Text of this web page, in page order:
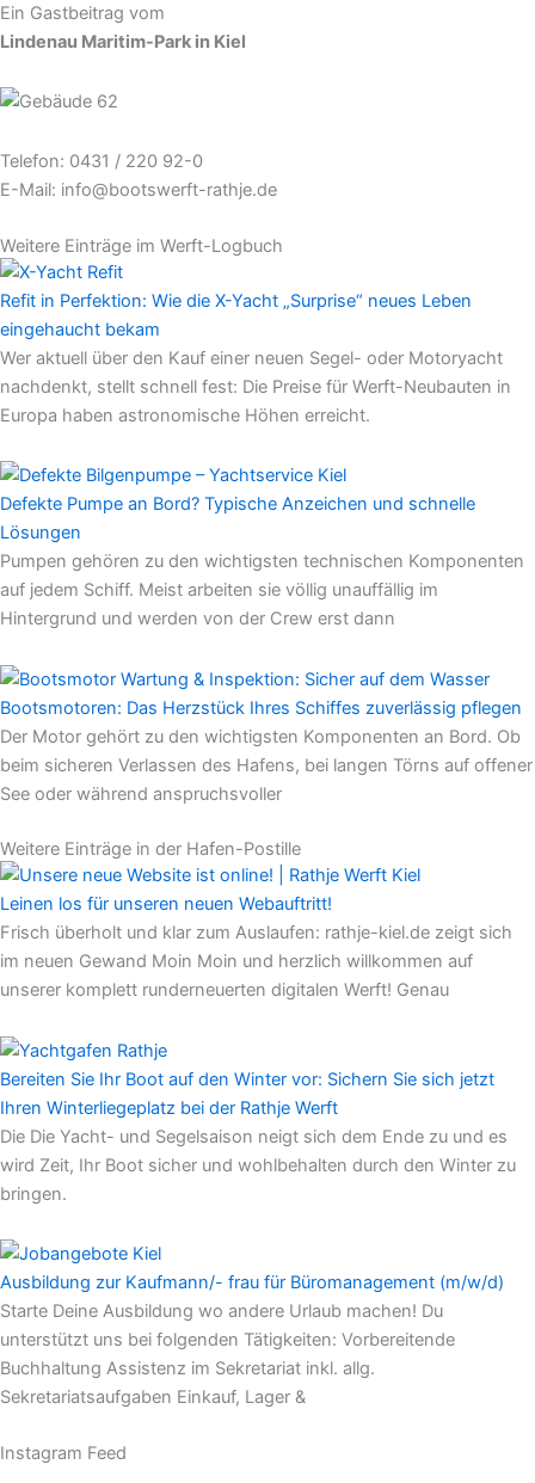
Ein Gastbeitrag vom
Lindenau Maritim-Park in Kiel
Telefon: 0431 / 220 92-0
E-Mail: info@bootswerft-rathje.de
Weitere Einträge im Werft-Logbuch
Refit in Perfektion: Wie die X-Yacht „Surprise“ neues Leben
eingehaucht bekam
Wer aktuell über den Kauf einer neuen Segel- oder Motoryacht
nachdenkt, stellt schnell fest: Die Preise für Werft-Neubauten in
Europa haben astronomische Höhen erreicht.
Defekte Pumpe an Bord? Typische Anzeichen und schnelle
Lösungen
Pumpen gehören zu den wichtigsten technischen Komponenten
auf jedem Schiff. Meist arbeiten sie völlig unauffällig im
Hintergrund und werden von der Crew erst dann
Bootsmotoren: Das Herzstück Ihres Schiffes zuverlässig pflegen
Der Motor gehört zu den wichtigsten Komponenten an Bord. Ob
beim sicheren Verlassen des Hafens, bei langen Törns auf offener
See oder während anspruchsvoller
Weitere Einträge in der Hafen-Postille
Leinen los für unseren neuen Webauftritt!
Frisch überholt und klar zum Auslaufen: rathje-kiel.de zeigt sich
im neuen Gewand Moin Moin und herzlich willkommen auf
unserer komplett runderneuerten digitalen Werft! Genau
Bereiten Sie Ihr Boot auf den Winter vor: Sichern Sie sich jetzt
Ihren Winterliegeplatz bei der Rathje Werft
Die Die Yacht- und Segelsaison neigt sich dem Ende zu und es
wird Zeit, Ihr Boot sicher und wohlbehalten durch den Winter zu
bringen.
Ausbildung zur Kaufmann/- frau für Büromanagement (m/w/d)
Starte Deine Ausbildung wo andere Urlaub machen! Du
unterstützt uns bei folgenden Tätigkeiten: Vorbereitende
Buchhaltung Assistenz im Sekretariat inkl. allg.
Sekretariatsaufgaben Einkauf, Lager &
Instagram Feed